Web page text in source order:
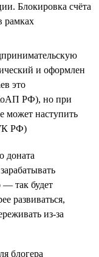
Блокировка счёта
рамках
и оформлен
это
РФ), но при
может наступить
РФ)
доната
— так будет
развиваться,
из-за